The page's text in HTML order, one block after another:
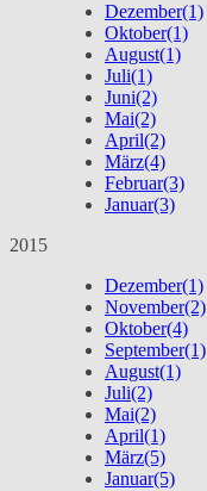
Dezember(1)
Oktober(1)
August(1)
Juli(1)
Juni(2)
Mai(2)
April(2)
März(4)
Februar(3)
Januar(3)
2015
Dezember(1)
November(2)
Oktober(4)
September(1)
August(1)
Juli(2)
Mai(2)
April(1)
März(5)
Januar(5)